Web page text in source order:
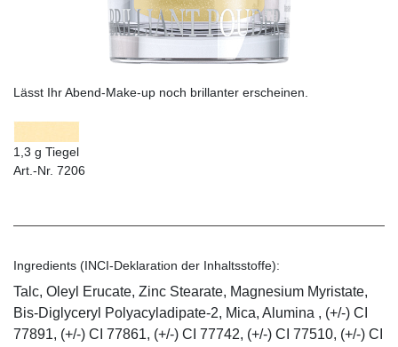
Lässt Ihr Abend-Make-up noch brillanter erscheinen.
1,3 g Tiegel
Art.-Nr. 7206
Ingredients (INCI-Deklaration der Inhaltsstoffe):
Talc, Oleyl Erucate, Zinc Stearate, Magnesium Myristate,
Bis-Diglyceryl Polyacyladipate-2, Mica, Alumina , (+/-) CI
77891, (+/-) CI 77861, (+/-) CI 77742, (+/-) CI 77510, (+/-) CI